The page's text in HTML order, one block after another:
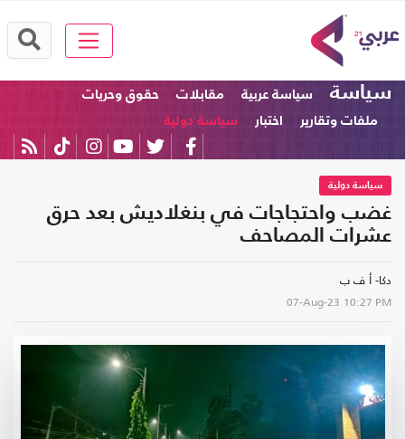
سياسة سياسة عربية مقابلات
حقوق وحريات
ملفات وتقارير
اختبار سياسة دولية
سياسة دولية
غضب واحتجاجات في بنغلاديش بعد حرق
عشرات المصاحف
دكا- أ ف ب
07-Aug-23 10:27 PM